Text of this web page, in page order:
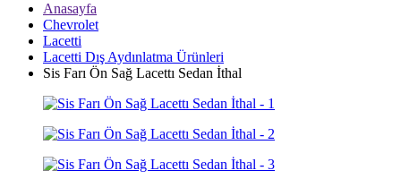
Anasayfa
Chevrolet
Lacetti
Lacetti Dış Aydınlatma Ürünleri
Sis Farı Ön Sağ Lacettı Sedan İthal